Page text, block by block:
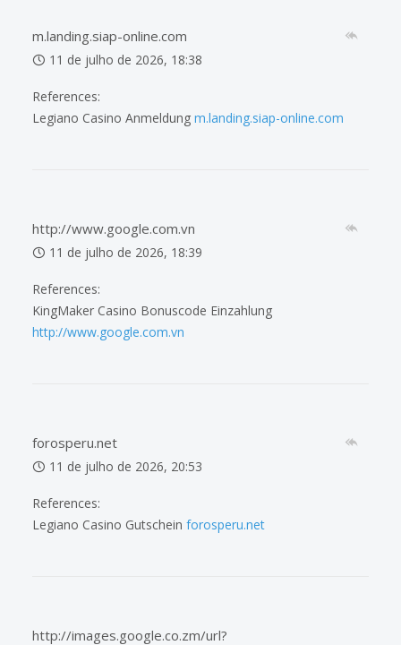
m.landing.siap-online.com
11 de julho de 2026, 18:38
References:
Legiano Casino Anmeldung m.landing.siap-online.com
http://www.google.com.vn
11 de julho de 2026, 18:39
References:
KingMaker Casino Bonuscode Einzahlung
http://www.google.com.vn
forosperu.net
11 de julho de 2026, 20:53
References:
Legiano Casino Gutschein forosperu.net
http://images.google.co.zm/url?